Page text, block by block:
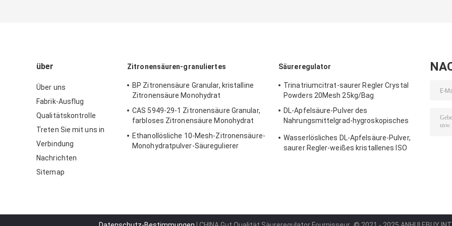
über
Über uns
Fabrik-Ausflug
Qualitätskontrolle
Treten Sie mit uns in
Verbindung
Nachrichten
Sitemap
Zitronensäuren-granuliertes
BP Zitronensäure Granular, kristalline
Zitronensäure Monohydrat
CAS 5949-29-1 Zitronensäure Granular,
farbloses Zitronensäure Monohydrat
Ethanollösliche 10-Mesh-Zitronensäure-
Monohydratpulver-Säuregulierer
Säureregulator
Trinatriumcitrat-saurer Regler Crystal
Powders 20Mesh 25kg/Bag
DL-Apfelsäure-Pulver des
Nahrungsmittelgrad-hygroskopisches
Wasserlösliches DL-Apfelsäure-Pulver,
saurer Regler-weißes kristallenes ISO